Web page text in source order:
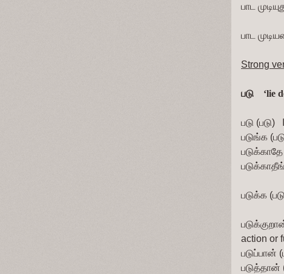
பாட
பாட
Strong
படு ‘lie
படு (படு)
படுங்க
படுக்க
action or
படுப்பான்
படுத்தான்